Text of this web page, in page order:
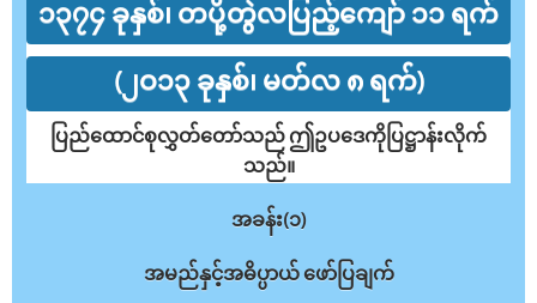
၁၃၇၄ ခုနှစ်၊ တပို့တွဲလပြည့်ကျော် ၁၁ ရက်
(၂ဝ၁၃ ခုနှစ်၊ မတ်လ ၈ ရက်)
ပြည်ထောင်စုလွှတ်တော်သည် ဤဥပဒေကိုပြဋ္ဌာန်းလိုက်
သည်။
အခန်း(၁)
အမည်နှင့်အဓိပ္ပာယ် ဖော်ပြချက်